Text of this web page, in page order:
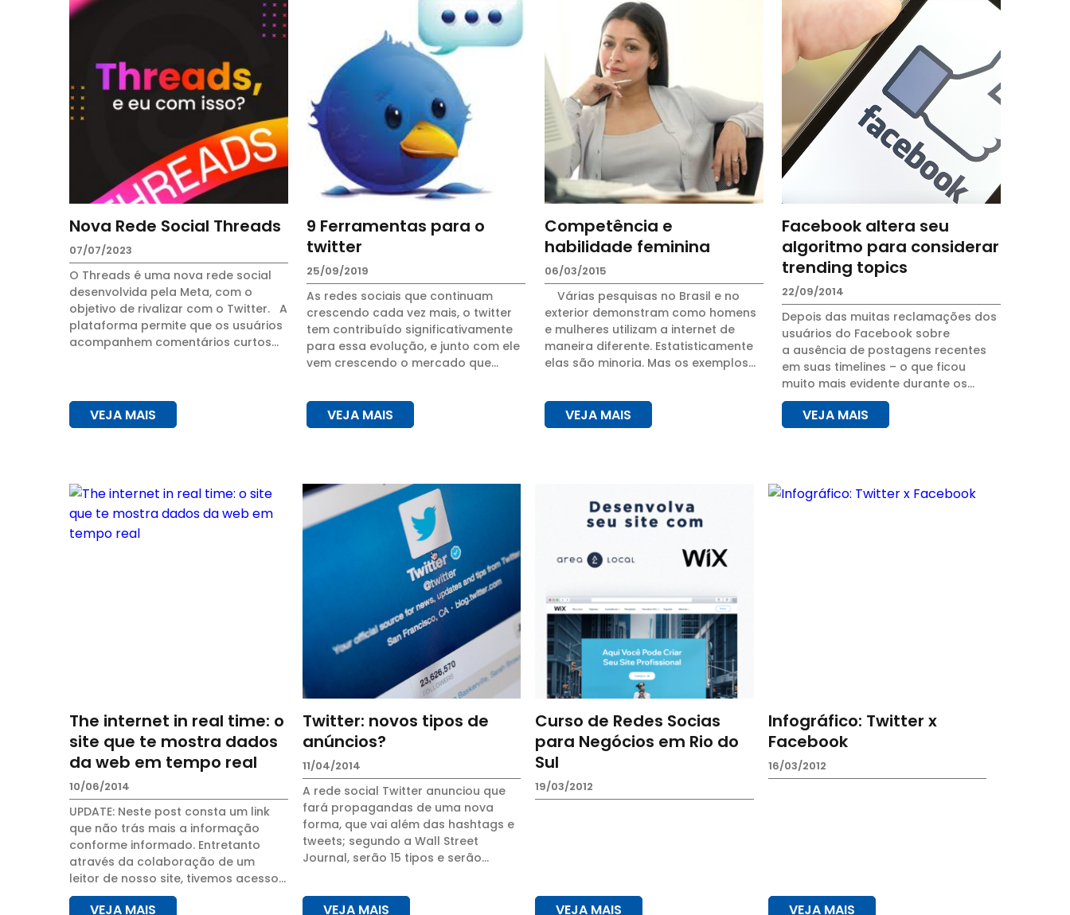
Nova Rede Social Threads
07/07/2023
O Threads é uma nova rede social
desenvolvida pela Meta, com o
objetivo de rivalizar com o Twitter. A
plataforma permite que os usuários
acompanhem comentários curtos
VEJA MAIS
9 Ferramentas para o
twitter
25/09/2019
As redes sociais que continuam
crescendo cada vez mais, o twitter
tem contribuído significativamente
para essa evolução, e junto com ele
vem crescendo o mercado que
twitter...
VEJA MAIS
Competência e
habilidade feminina
06/03/2015
Várias pesquisas no Brasil e no
exterior demonstram como homens
e mulheres utilizam a internet de
maneira diferente. Estatisticamente
elas são minoria. Mas os exemplos
VEJA MAIS
Facebook altera seu
algoritmo para considerar
trending topics
22/09/2014
Depois das muitas reclamações dos
usuários do Facebook sobre
a ausência de postagens recentes
em suas timelines – o que ficou
muito mais evidente durante os
protestos em Ferguson, que
receberam muito menos cobertura
VEJA MAIS
The internet in real time: o
site que te mostra dados
da web em tempo real
10/06/2014
UPDATE: Neste post consta um link
que não trás mais a informação
conforme informado. Entretanto
através da colaboração de um
leitor de nosso site, tivemos acesso
a outro site que trás essas
informações. Sendo que optamos
VEJA MAIS
Twitter: novos tipos de
anúncios?
11/04/2014
A rede social Twitter anunciou que
fará propagandas de uma nova
forma, que vai além das hashtags e
tweets; segundo a Wall Street
Journal, serão 15 tipos e serão
já foi anunci...
VEJA MAIS
Curso de Redes Socias
para Negócios em Rio do
Sul
19/03/2012
VEJA MAIS
Infográfico: Twitter x
Facebook
16/03/2012
VEJA MAIS